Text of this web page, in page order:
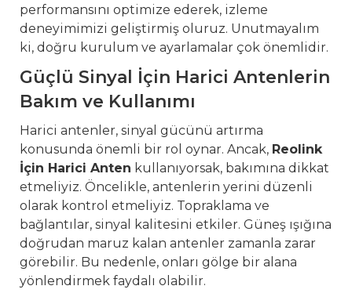
performansını optimize ederek, izleme
deneyimimizi geliştirmiş oluruz. Unutmayalım
ki, doğru kurulum ve ayarlamalar çok önemlidir.
Güçlü Sinyal İçin Harici Antenlerin
Bakım ve Kullanımı
Harici antenler, sinyal gücünü artırma
konusunda önemli bir rol oynar. Ancak, Reolink
İçin Harici Anten kullanıyorsak, bakımına dikkat
etmeliyiz. Öncelikle, antenlerin yerini düzenli
olarak kontrol etmeliyiz. Topraklama ve
bağlantılar, sinyal kalitesini etkiler. Güneş ışığına
doğrudan maruz kalan antenler zamanla zarar
görebilir. Bu nedenle, onları gölge bir alana
yönlendirmek faydalı olabilir.